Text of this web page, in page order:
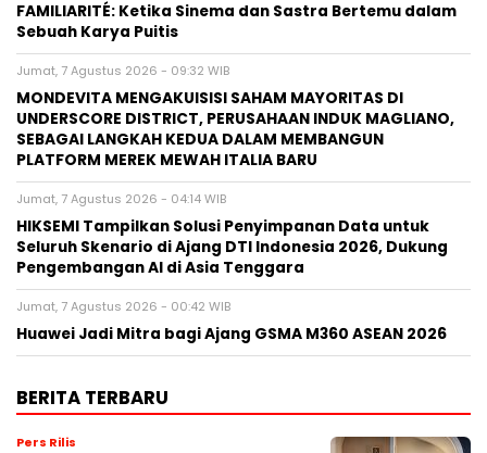
FAMILIARITÉ: Ketika Sinema dan Sastra Bertemu dalam
Sebuah Karya Puitis
Jumat, 7 Agustus 2026 - 09:32 WIB
MONDEVITA MENGAKUISISI SAHAM MAYORITAS DI
UNDERSCORE DISTRICT, PERUSAHAAN INDUK MAGLIANO,
SEBAGAI LANGKAH KEDUA DALAM MEMBANGUN
PLATFORM MEREK MEWAH ITALIA BARU
Jumat, 7 Agustus 2026 - 04:14 WIB
HIKSEMI Tampilkan Solusi Penyimpanan Data untuk
Seluruh Skenario di Ajang DTI Indonesia 2026, Dukung
Pengembangan AI di Asia Tenggara
Jumat, 7 Agustus 2026 - 00:42 WIB
Huawei Jadi Mitra bagi Ajang GSMA M360 ASEAN 2026
BERITA TERBARU
Pers Rilis